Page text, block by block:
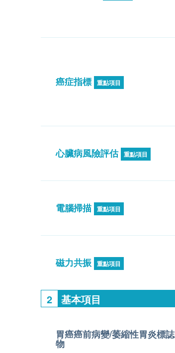
癌症指標 重點項目
心臟病風險評估 重點項目
電腦掃描 重點項目
磁力共振 重點項目
2 基本項目
胃癌癌前病變/萎縮性胃炎標誌
物